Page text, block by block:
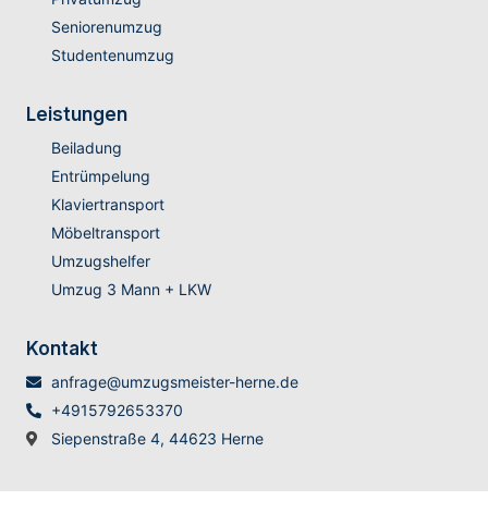
Seniorenumzug
Studentenumzug
Leistungen
Beiladung
Entrümpelung
Klaviertransport
Möbeltransport
Umzugshelfer
Umzug 3 Mann + LKW
Kontakt
anfrage@umzugsmeister-herne.de
+4915792653370
Siepenstraße 4, 44623 Herne